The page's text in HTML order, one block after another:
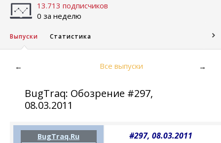
13.713 подписчиков
0 за неделю
Выпуски Статистика
← Все выпуски →
BugTraq: Обозрение #297,
08.03.2011
BugTraq.Ru
#297, 08.03.2011